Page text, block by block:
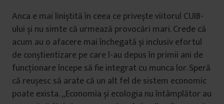
Anca e mai liniștită în ceea ce privește viitorul CUIB-
ului și nu simte că urmează provocări mari. Crede că
acum au o afacere mai închegată și inclusiv efortul
de conștientizare pe care l-au depus în primii ani de
funcționare începe să fie integrat cu munca lor. Speră
că reușesc să arate că un alt fel de sistem economic
poate exista. „Economia și ecologia nu întâmplător au